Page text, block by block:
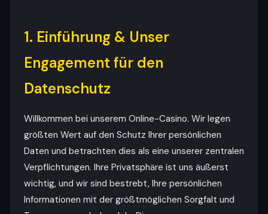
1. Einführung & Unser
Engagement für den
Datenschutz
Willkommen bei unserem Online-Casino. Wir legen
größten Wert auf den Schutz Ihrer persönlichen
Daten und betrachten dies als eine unserer zentralen
Verpflichtungen. Ihre Privatsphäre ist uns äußerst
wichtig, und wir sind bestrebt, Ihre persönlichen
Informationen mit der größtmöglichen Sorgfalt und